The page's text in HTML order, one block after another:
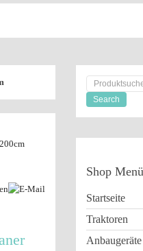
Shop Menü
Startseite
Traktoren
Anbaugeräte